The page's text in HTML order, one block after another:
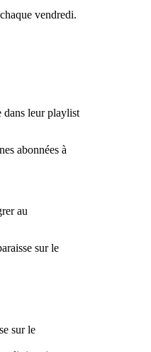
vendredi.
dans leur playlist
abonnées à
au
sur le
sur le